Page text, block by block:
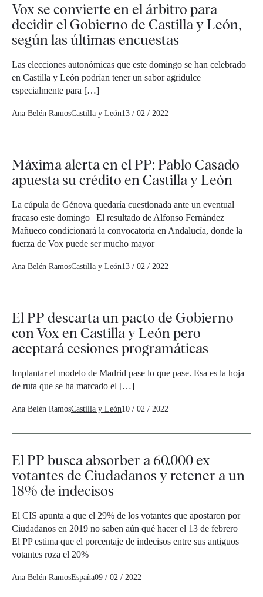
Vox se convierte en el árbitro para
decidir el Gobierno de Castilla y León,
según las últimas encuestas
Las elecciones autonómicas que este domingo se han celebrado
en Castilla y León podrían tener un sabor agridulce
especialmente para […]
Ana Belén RamosCastilla y León13 / 02 / 2022
Máxima alerta en el PP: Pablo Casado
apuesta su crédito en Castilla y León
La cúpula de Génova quedaría cuestionada ante un eventual
fracaso este domingo | El resultado de Alfonso Fernández
Mañueco condicionará la convocatoria en Andalucía, donde la
fuerza de Vox puede ser mucho mayor
Ana Belén RamosCastilla y León13 / 02 / 2022
El PP descarta un pacto de Gobierno
con Vox en Castilla y León pero
aceptará cesiones programáticas
Implantar el modelo de Madrid pase lo que pase. Esa es la hoja
de ruta que se ha marcado el […]
Ana Belén RamosCastilla y León10 / 02 / 2022
El PP busca absorber a 60.000 ex
votantes de Ciudadanos y retener a un
18% de indecisos
El CIS apunta a que el 29% de los votantes que apostaron por
Ciudadanos en 2019 no saben aún qué hacer el 13 de febrero |
El PP estima que el porcentaje de indecisos entre sus antiguos
votantes roza el 20%
Ana Belén RamosEspaña09 / 02 / 2022